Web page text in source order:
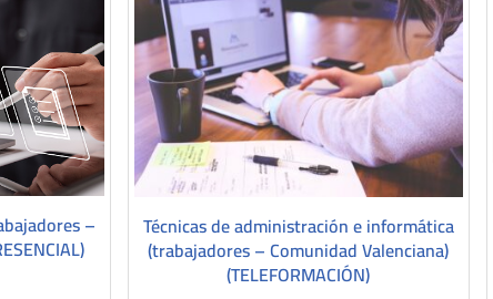
– Técnicas de administración e informática
(trabajadores – Comunidad Valenciana)
(TELEFORMACIÓN)